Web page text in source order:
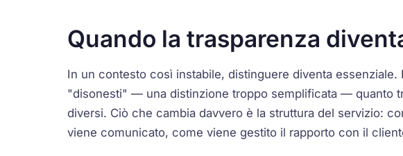
Quando la trasparenza
In un contesto così instabile, distinguere diventa
"disonesti" — una distinzione troppo semplificata — quanto
diversi. Ciò che cambia davvero è la struttura del servizio:
viene comunicato, come viene gestito il rapporto con il